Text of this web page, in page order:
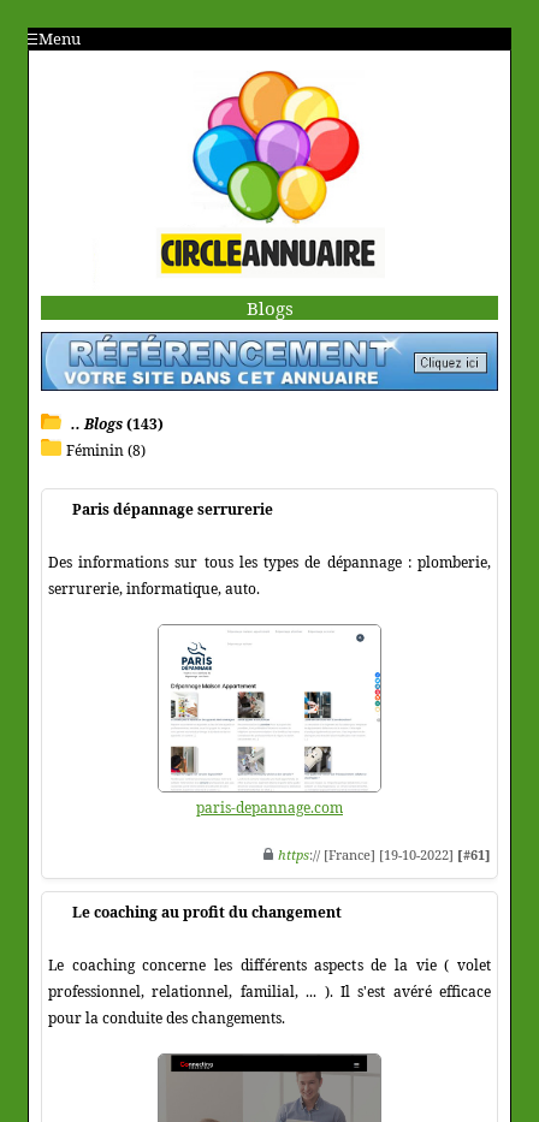
Menu
Blogs
.. Blogs(143)
Féminin (8)
Paris dépannage serrurerie
Des informations sur tous les types de dépannage : plomberie,
serrurerie, informatique, auto.
paris-depannage.com
https:// [France] [19-10-2022] [#61]
Le coaching au profit du changement
Le coaching concerne les différents aspects de la vie ( volet
professionnel, relationnel, familial, ... ). Il s'est avéré efficace
pour la conduite des changements.